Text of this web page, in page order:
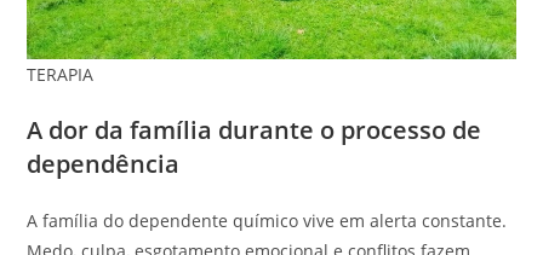
TERAPIA
A dor da família durante o processo de
dependência
A família do dependente químico vive em alerta constante.
Medo, culpa, esgotamento emocional e conflitos fazem